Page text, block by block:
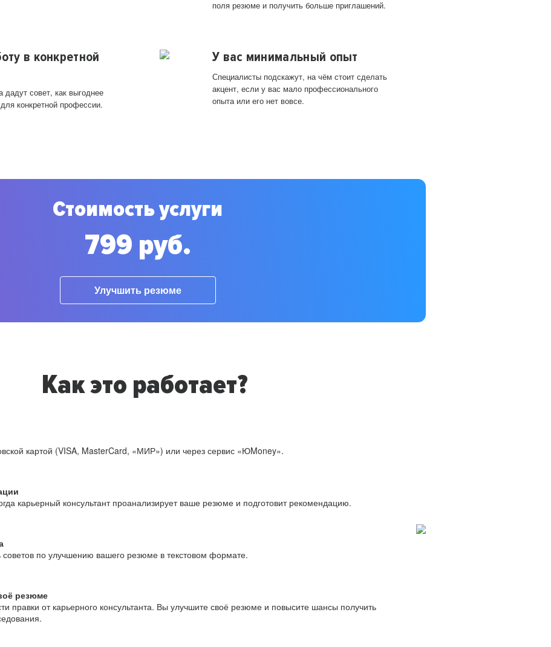
поля резюме и получить больше приглашений.
в конкретной
дадут совет, как выгоднее
конкретной профессии.
У вас минимальный опыт
Специалисты подскажут, на чём стоит сделать
акцент, если у вас мало профессионального
опыта или его нет вовсе.
Стоимость услуги
799 руб.
Улучшить резюме
Как это работает?
картой (VISA, MasterCard, «МИР») или через сервис «ЮMoney».
карьерный консультант проанализирует ваше резюме и подготовит рекомендацию.
по улучшению вашего резюме в текстовом формате.
резюме
правки от карьерного консультанта. Вы улучшите своё резюме и повысите шансы получить